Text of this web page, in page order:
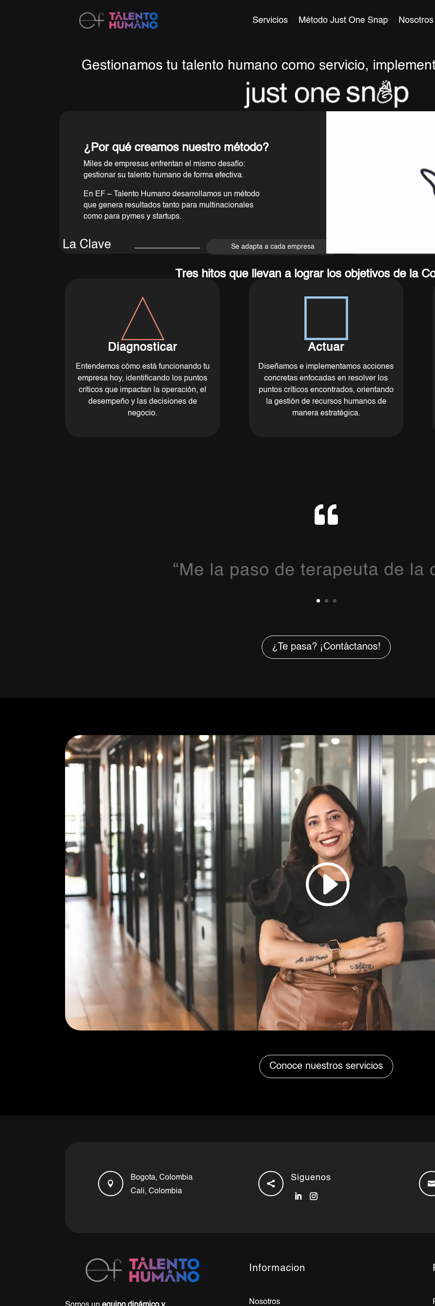
Servicios Método Just One Snap Nosotros
Gestionamos tu talento humano como servicio,
¿Por qué creamos nuestro método?
Miles de empresas enfrentan el mismo desafío:
gestionar su talento humano de forma efectiva.
En EF – Talento Humano desarrollamos un método
que genera resultados tanto para multinacionales
como para pymes y startups.
La Clave Se adapta a cada empresa
Tres hitos que llevan a lograr los objetivos de la
Diagnosticar
Entendemos cómo está funcionando tu
empresa hoy, identificando los puntos
críticos que impactan la operación, el
desempeño y las decisiones de
negocio.
Actuar
Diseñamos e implementamos acciones
concretas enfocadas en resolver los
puntos críticos encontrados, orientando
la gestión de recursos humanos de
manera estratégica.

“Me la paso de terapeuta de la
¿Te pasa? ¡Contáctanos!
Conoce nuestros servicios

Bogota, Colombia
Cali, Colombia

Siguenos

Informacion
Nosotros